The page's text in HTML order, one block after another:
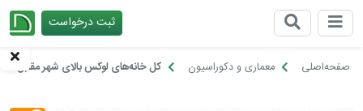
ثبت درخواست
صفحه‌اصلی معماری و دکوراسیون کل خانه‌های لوکس بالای شهر مقابل